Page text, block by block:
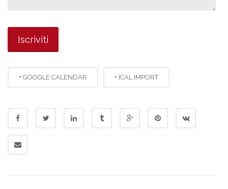
+ GOOGLE CALENDAR + ICAL IMPORT